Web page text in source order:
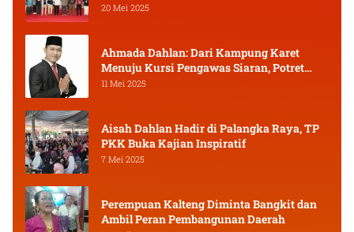
20 Mei 2025
Ahmada Dahlan: Dari Kampung Karet
Menuju Kursi Pengawas Siaran, Potret
Pejuang Muda Kalimantan Tengah
11 Mei 2025
Aisah Dahlan Hadir di Palangka Raya, TP
PKK Buka Kajian Inspiratif
7 Mei 2025
Perempuan Kalteng Diminta Bangkit dan
Ambil Peran Pembangunan Daerah